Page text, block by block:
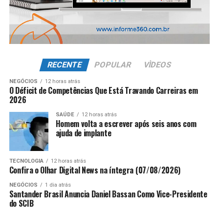
RECENTE POPULAR VÌDEOS
NEGÓCIOS 12 horas atrás
O Déficit de Competências Que Está Travando Carreiras em
2026
SAÚDE 12 horas atrás
Homem volta a escrever após seis anos com
ajuda de implante
TECNOLOGIA 12 horas atrás
Confira o Olhar Digital News na íntegra (07/08/2026)
NEGÓCIOS 1 dia atrás
Santander Brasil Anuncia Daniel Bassan Como Vice-Presidente
do SCIB